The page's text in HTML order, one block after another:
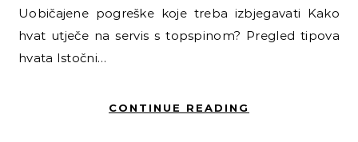
Uobičajene pogreške koje treba izbjegavati Kako
hvat utječe na servis s topspinom? Pregled tipova
hvata Istočni…
CONTINUE READING